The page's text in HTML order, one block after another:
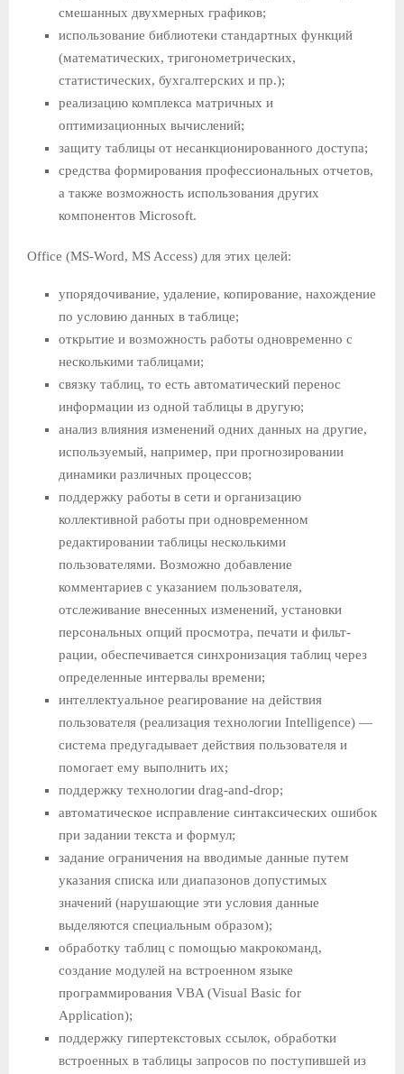
смешанных двухмерных графиков;
использование библиотеки стандартных функций
(математичес­ких, тригонометрических,
статистических, бухгалтерских и пр.);
реализацию комплекса матричных и
оптимизационных вы­числений;
защиту таблицы от несанкционированного доступа;
средства формирования профессиональных отчетов,
а также возможность использования других
компонентов Microsoft.
Office (MS-Word, MS Access) для этих целей:
упорядочивание, удаление, копирование, нахождение
по ус­ловию данных в таблице;
открытие и возможность работы одновременно с
нескольки­ми таблицами;
связку таблиц, то есть автоматический перенос
информации из одной таблицы в другую;
анализ влияния изменений одних данных на другие,
исполь­зуемый, например, при прогнозировании
динамики различ­ных процессов;
поддержку работы в сети и организацию
коллективной рабо­ты при одновременном
редактировании таблицы нескольки­ми
пользователями. Возможно добавление
комментариев с ука­занием пользователя,
отслеживание внесенных изменений, установки
персональных опций просмотра, печати и фильт­
рации, обеспечивается синхронизация таблиц через
определенные интервалы времени;
интеллектуальное реагирование на действия
пользователя (реализация технологии Intelligence) —
система предугады­вает действия пользователя и
помогает ему выполнить их;
поддержку технологии drag-and-drop;
автоматическое исправление синтаксических ошибок
при задании текста и формул;
задание ограничения на вводимые данные путем
указания списка или диапазонов допустимых
значений (нарушающие эти условия данные
выделяются специальным образом);
обработку таблиц с помощью макрокоманд,
создание моду­лей на встроенном языке
программирования VBA (Visual Basic for
Application);
поддержку гипертекстовых ссылок, обработки
встроенных в таблицы запросов по поступившей из